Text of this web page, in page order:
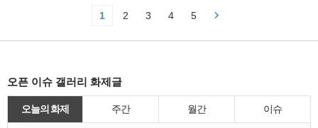
1 2 3 4 5
오픈 이슈 갤러리 화제글
오늘의 화제 주간 월간 이슈